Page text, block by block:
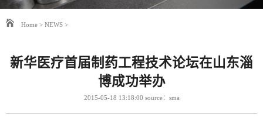
Home > NEWS >
新华医疗首届制药工程技术论坛在山东淄
博成功举办
2015-05-18 13:18:00 source：sma